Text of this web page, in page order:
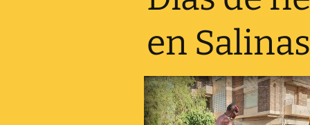
en Salinas